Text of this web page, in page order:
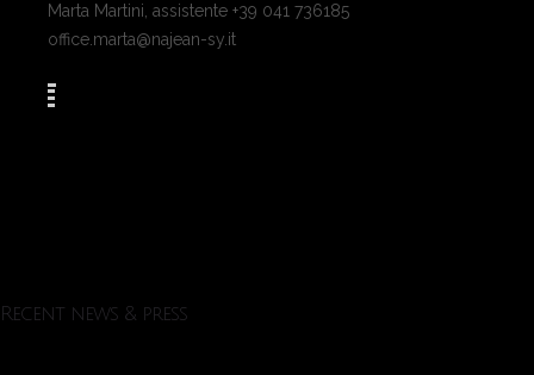
Marta Martini, assistente +39 041 736185
office.marta@najean-sy.it
Recent news & press